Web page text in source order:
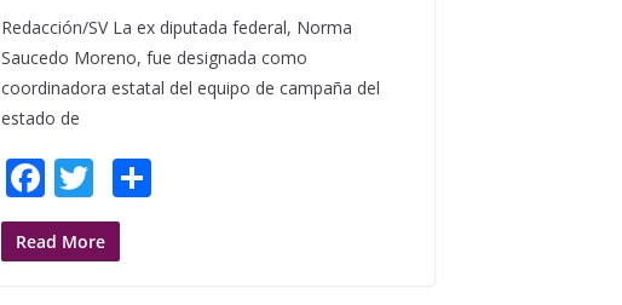
Redacción/SV La ex diputada federal, Norma
Saucedo Moreno, fue designada como
coordinadora estatal del equipo de campaña del
estado de
F
ac
e
T
w
itt
S
Read More